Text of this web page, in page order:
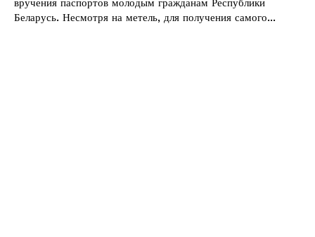
вручения паспортов молодым гражданам Республики
Беларусь. Несмотря на метель, для получения самого...